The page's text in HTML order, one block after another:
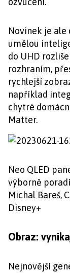
Novinek je ale
umělou
do UHD
rozhraním,
rychlejší
například
chytré
Matter.
Neo QLED
výborně
Michal Bareš,
Disney+
Obraz:
Nejnovější